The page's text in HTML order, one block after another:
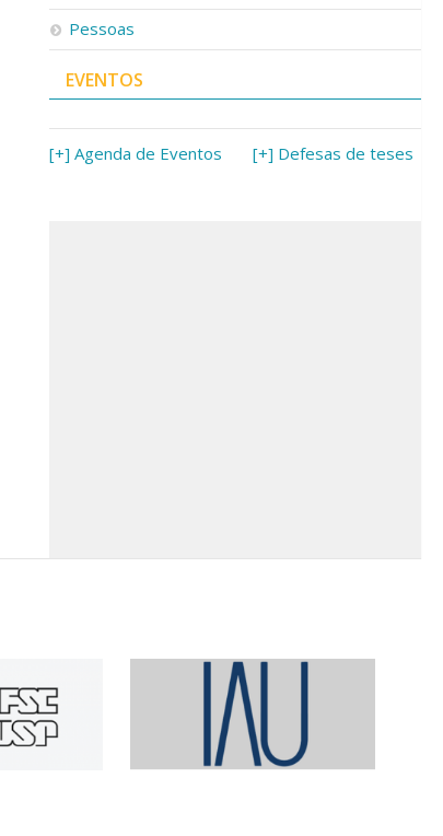
Pessoas
EVENTOS
[+] Agenda de Eventos [+] Defesas de teses